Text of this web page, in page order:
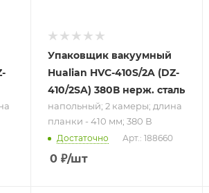
Упаковщик вакуумный
Hualian HVC-410S/2A (DZ-
410/2SA) 380В нерж. сталь
напольный; 2 камеры; длина
планки - 410 мм; 380 В
Достаточно Арт.: 188660
0₽/шт